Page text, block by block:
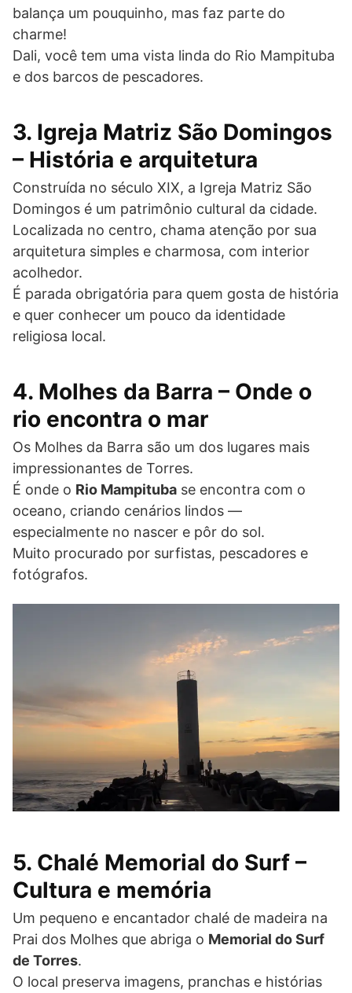
balança um pouquinho, mas faz parte do
charme!
Dali, você tem uma vista linda do Rio Mampituba
e dos barcos de pescadores.
3. Igreja Matriz São Domingos
– História e arquitetura
Construída no século XIX, a Igreja Matriz São
Domingos é um patrimônio cultural da cidade.
Localizada no centro, chama atenção por sua
arquitetura simples e charmosa, com interior
acolhedor.
É parada obrigatória para quem gosta de história
e quer conhecer um pouco da identidade
religiosa local.
4. Molhes da Barra – Onde o
rio encontra o mar
Os Molhes da Barra são um dos lugares mais
impressionantes de Torres.
É onde o Rio Mampituba se encontra com o
oceano, criando cenários lindos —
especialmente no nascer e pôr do sol.
Muito procurado por surfistas, pescadores e
fotógrafos.
5. Chalé Memorial do Surf –
Cultura e memória
Um pequeno e encantador chalé de madeira na
Prai dos Molhes que abriga o Memorial do Surf
de Torres.
O local preserva imagens, pranchas e histórias